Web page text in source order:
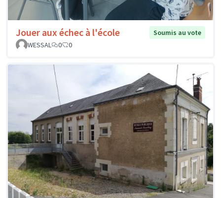
Jouer aux échec à l'école
Soumis au vote
WESSAL
0 0